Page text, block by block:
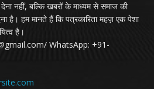
देना नहीं, बल्कि खबरों के माध्यम से समाज की
है। हम मानते हैं कि पत्रकारिता महज़ एक पेशा
है।
WhatsApp: +91-